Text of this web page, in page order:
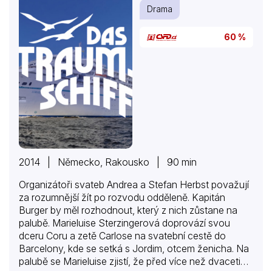
Drama
60 %
2014 | Německo, Rakousko | 90 min
Organizátoři svateb Andrea a Stefan Herbst považují
za rozumnější žít po rozvodu odděleně. Kapitán
Burger by měl rozhodnout, který z nich zůstane na
palubě. Marieluise Sterzingerová doprovází svou
dceru Coru a zetě Carlose na svatební cestě do
Barcelony, kde se setká s Jordim, otcem ženicha. Na
palubě se Marieluise zjistí, že před více než dvaceti